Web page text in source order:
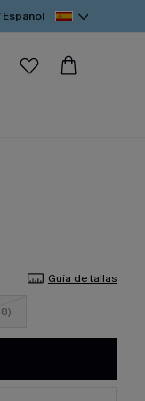
Español
Guía de tallas